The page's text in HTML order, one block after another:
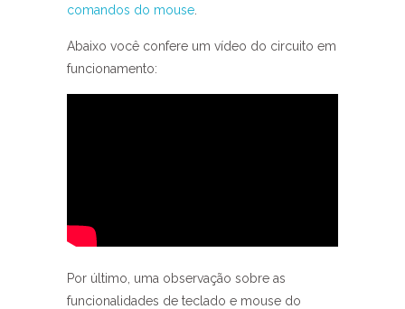
comandos do mouse
Abaixo você confere um vídeo do circuito em
funcionamento:
Por último, uma observação sobre as
funcionalidades de teclado e mouse do